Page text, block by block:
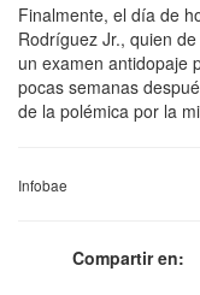
Finalmente, el día de
Rodríguez Jr., quien
un examen antidopaje
pocas semanas
de la polémica por la
Infobae
Compartir en: